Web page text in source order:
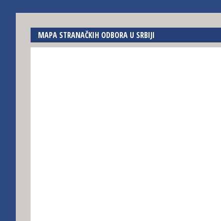
MAPA STRANAČKIH ODBORA U SRBIJI